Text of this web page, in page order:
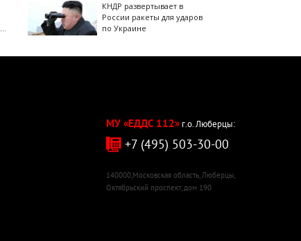
КНДР развертывает в
России ракеты для ударов
по Украине
МУ «ЕДДС 112» г.о. Люберцы:
+7 (495) 503-30-00
140000,Московская область, Люберцы,
Октябрьский проспект, дом 190